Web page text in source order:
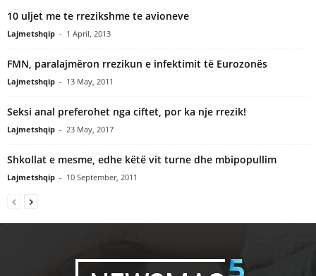
10 uljet me te rrezikshme te avioneve
Lajmetshqip - 1 April, 2013
FMN, paralajmëron rrezikun e infektimit të Eurozonës
Lajmetshqip - 13 May, 2011
Seksi anal preferohet nga ciftet, por ka nje rrezik!
Lajmetshqip - 23 May, 2017
Shkollat e mesme, edhe këtë vit turne dhe mbipopullim
Lajmetshqip - 10 September, 2011